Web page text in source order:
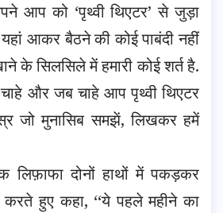
को ‘पृथ्वी थिएटर’ से जुड़ा
आकर बैठने की कोई पाबंदी नहीं
के सिलसिले में हमारी कोई शर्त है.
और जब चाहे आप पृथ्वी थिएटर
जो मुनासिब समझें, लिखकर हमें
दोनों हाथों में पकड़कर
हुए कहा, ‘‘ये पहले महीने का